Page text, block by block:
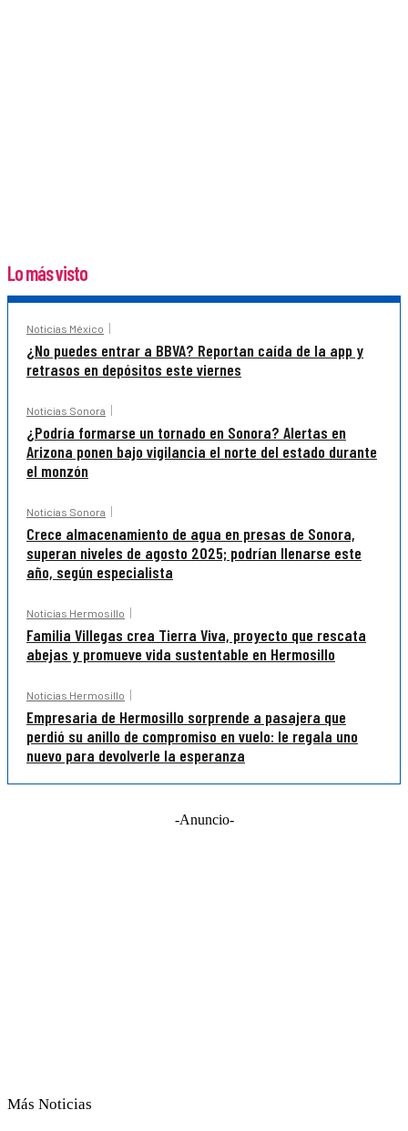
Lo más visto
Noticias México
¿No puedes entrar a BBVA? Reportan caída de la app y
retrasos en depósitos este viernes
Noticias Sonora
¿Podría formarse un tornado en Sonora? Alertas en
Arizona ponen bajo vigilancia el norte del estado durante
el monzón
Noticias Sonora
Crece almacenamiento de agua en presas de Sonora,
superan niveles de agosto 2025; podrían llenarse este
año, según especialista
Noticias Hermosillo
Familia Villegas crea Tierra Viva, proyecto que rescata
abejas y promueve vida sustentable en Hermosillo
Noticias Hermosillo
Empresaria de Hermosillo sorprende a pasajera que
perdió su anillo de compromiso en vuelo: le regala uno
nuevo para devolverle la esperanza
-Anuncio-
Más Noticias